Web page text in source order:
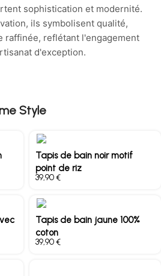
sophistication et modernité.
ils symbolisent qualité,
raffinée, reflétant l'engagement
d'exception.
Style
Tapis de bain noir motif
point de riz
€
Tapis de bain jaune 100%
coton
€